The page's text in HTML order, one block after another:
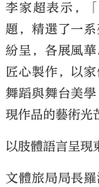
李家超表示，
題，精選了一
紛呈，各展風
匠心製作，以
舞蹈與舞台美
現作品的藝術光
以肢體語言呈現
文體旅局局長